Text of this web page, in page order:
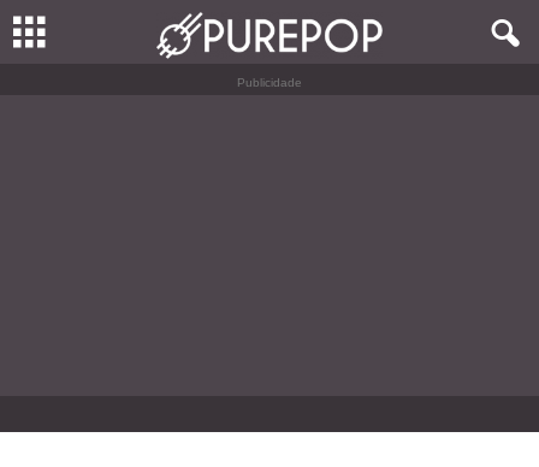
Publicidade